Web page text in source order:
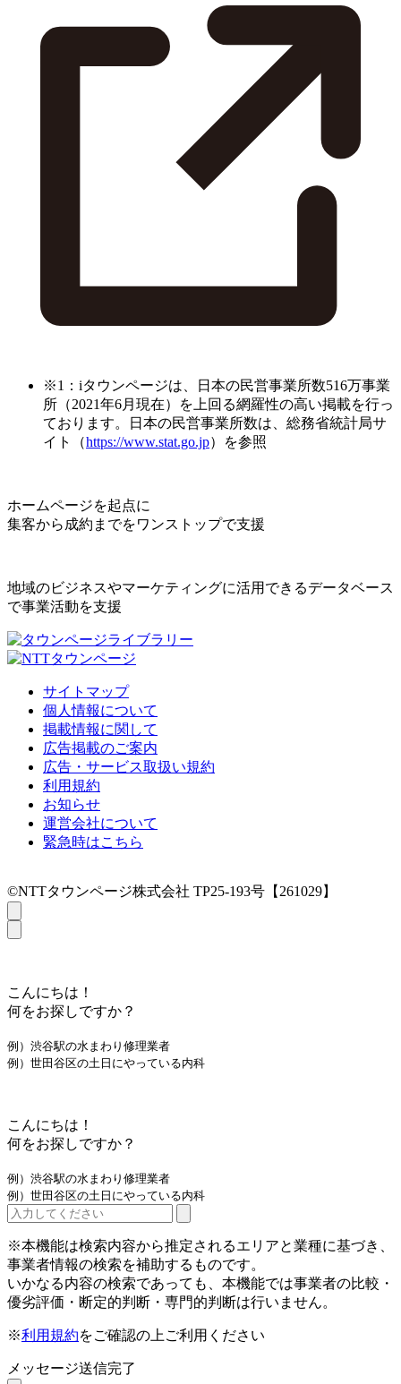
※1：iタウンページは、日本の民営事業所数516万事業
所（2021年6月現在）を上回る網羅性の高い掲載を行っ
ております。日本の民営事業所数は、総務省統計局サ
イト（https://www.stat.go.jp）を参照
ホームページを起点に
集客から成約までをワンストップで支援
地域のビジネスやマーケティングに活用できるデータベース
で事業活動を支援
サイトマップ
個人情報について
掲載情報に関して
広告掲載のご案内
広告・サービス取扱い規約
利用規約
お知らせ
運営会社について
緊急時はこちら
©NTTタウンページ株式会社 TP25-193号【261029】
こんにちは！
何をお探しですか？
例）渋谷駅の水まわり修理業者
例）世田谷区の土日にやっている内科
こんにちは！
何をお探しですか？
例）渋谷駅の水まわり修理業者
例）世田谷区の土日にやっている内科
※本機能は検索内容から推定されるエリアと業種に基づき、
事業者情報の検索を補助するものです。
いかなる内容の検索であっても、本機能では事業者の比較・
優劣評価・断定的判断・専門的判断は行いません。
※利用規約をご確認の上ご利用ください
メッセージ送信完了